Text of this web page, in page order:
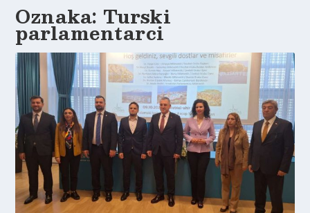
Oznaka: Turski
parlamentarci